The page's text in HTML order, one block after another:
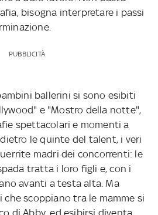
bisogna interpretare i passi
PUBBLICITÀ
ballerini si sono esibiti
e "Mostro della notte",
spettacolari e momenti a
le quinte del talent, i veri
madri dei concorrenti: le
tratta i loro figli e, con i
avanti a testa alta. Ma
che scoppiano tra le mamme si
di Abby, ed esibirsi diventa